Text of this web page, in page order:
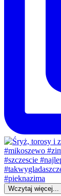
Wczytaj więcej...